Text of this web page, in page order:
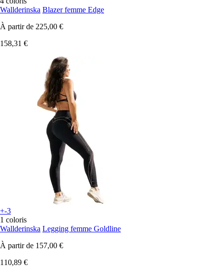
Wallderinska Blazer femme Edge
À partir de 225,00 €
158,31 €
+-3
1 coloris
Wallderinska Legging femme Goldline
À partir de 157,00 €
110,89 €